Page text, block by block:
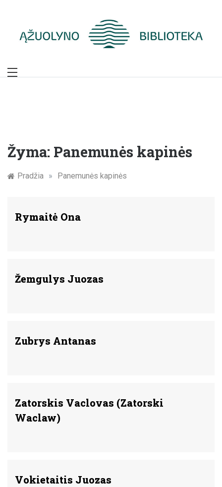
Žymūs Kauno
Žyma: Panemunės kapinės
Pradžia » Panemunės kapinės
Rymaitė Ona
Žemgulys Juozas
Zubrys Antanas
Zatorskis Vaclovas (Zatorski
Waclaw)
Vokietaitis Juozas